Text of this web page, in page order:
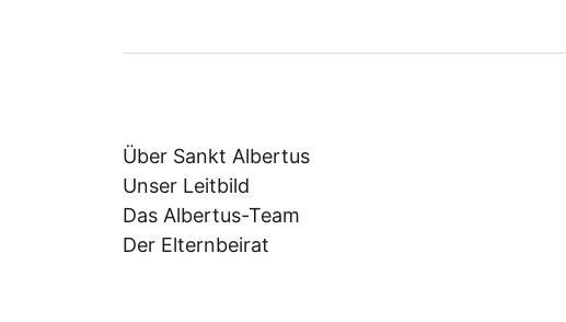
Über Sankt Albertus
Unser Leitbild
Das Albertus-Team
Der Elternbeirat